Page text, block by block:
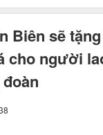
Biên sẽ tặng
cho người